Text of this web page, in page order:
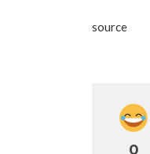
source
0